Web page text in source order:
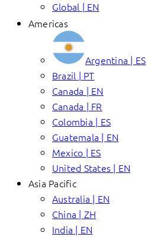
Global | EN
Americas
Argentina | ES
Brazil | PT
Canada | EN
Canada | FR
Colombia | ES
Guatemala | EN
Mexico | ES
United States | EN
Asia Pacific
Australia | EN
China | ZH
India | EN